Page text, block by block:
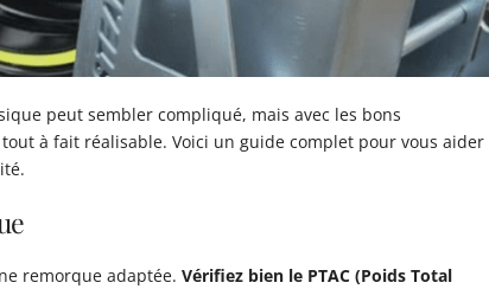
peut sembler compliqué, mais avec les bons
à fait réalisable. Voici un guide complet pour vous aider
remorque adaptée. Vérifiez bien le PTAC (Poids Total